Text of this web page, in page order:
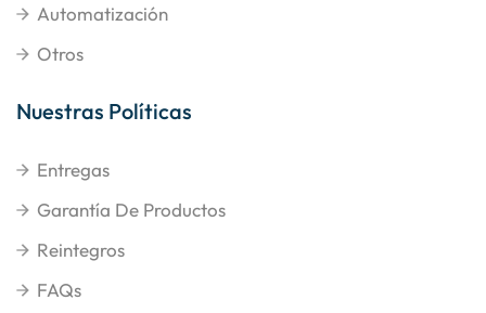
Automatización
Otros
Nuestras Políticas
Entregas
Garantía De Productos
Reintegros
FAQs